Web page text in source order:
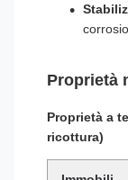
Proprietà
Proprietà a
ricottura)